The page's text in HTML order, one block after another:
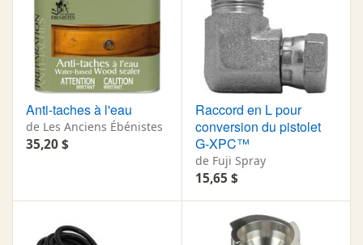
Anti-taches à l'eau
de Les Anciens Ébénistes
35,20 $
Raccord en L pour
conversion du pistolet
G-XPC™
de Fuji Spray
15,65 $